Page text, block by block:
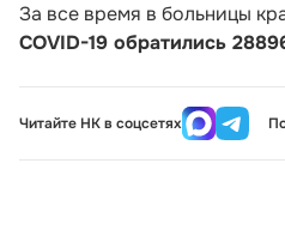
За все время в больницы
COVID-19 обратились
Читайте НК в соцсетях